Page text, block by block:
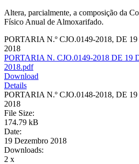
Altera, parcialmente, a composição da
Físico Anual de Almoxarifado.
PORTARIA N.º CJO.0149-2018, DE
2018
PORTARIA N. CJO.0149-2018 DE 19
2018.pdf
Download
Details
PORTARIA N.º CJO.0148-2018, DE
2018
File Size:
174.79 kB
Date:
19 Dezembro 2018
Downloads:
2 x